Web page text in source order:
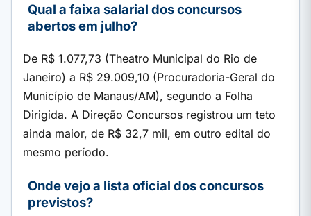
Qual a faixa salarial dos concursos
abertos em julho?
De R$ 1.077,73 (Theatro Municipal do Rio de
Janeiro) a R$ 29.009,10 (Procuradoria-Geral do
Município de Manaus/AM), segundo a Folha
Dirigida. A Direção Concursos registrou um teto
ainda maior, de R$ 32,7 mil, em outro edital do
mesmo período.
Onde vejo a lista oficial dos concursos
previstos?